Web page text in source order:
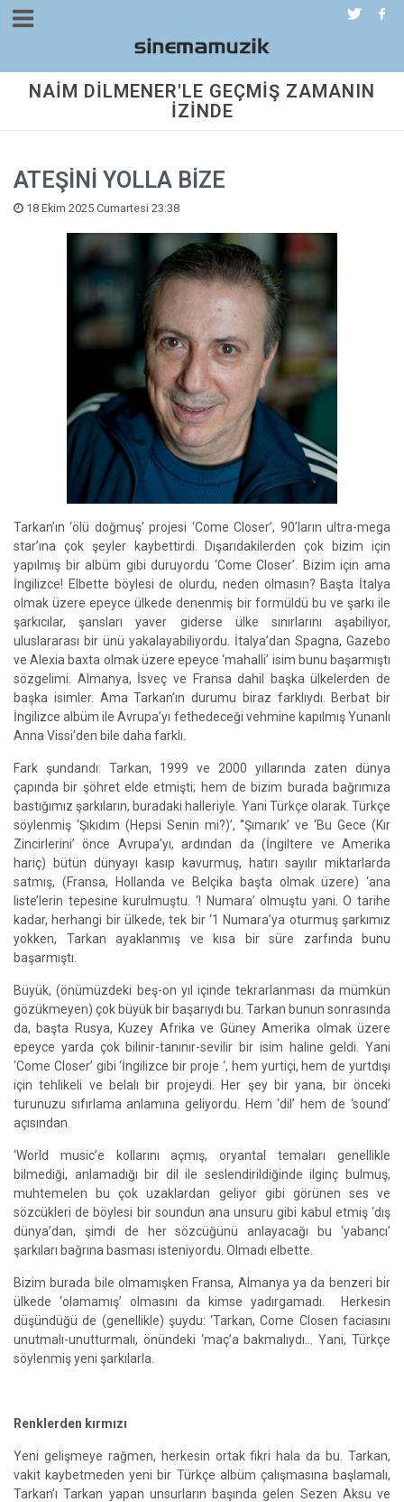
NAİM DİLMENER'LE GEÇMİŞ ZAMANIN
İZİNDE
ATEŞİNİ YOLLA BİZE
18 Ekim 2025 Cumartesi 23:38
Tarkan’ın ‘ölü doğmuş’ projesi ‘Come Closer’, 90’ların ultra-mega
star’ına çok şeyler kaybettirdi. Dışarıdakilerden çok bizim için
yapılmış bir albüm gibi duruyordu ‘Come Closer’. Bizim için ama
İngilizce! Elbette böylesi de olurdu, neden olmasın? Başta İtalya
olmak üzere epeyce ülkede denenmiş bir formüldü bu ve şarkı ile
şarkıcılar, şansları yaver giderse ülke sınırlarını aşabiliyor,
uluslararası bir ünü yakalayabiliyordu. İtalya’dan Spagna, Gazebo
ve Alexia baxta olmak üzere epeyce ‘mahalli’ isim bunu başarmıştı
sözgelimi. Almanya, İsveç ve Fransa dahil başka ülkelerden de
başka isimler. Ama Tarkan’ın durumu biraz farklıydı. Berbat bir
İngilizce albüm ile Avrupa’yı fethedeceği vehmine kapılmış Yunanlı
Anna Vissi’den bile daha farklı.
Fark şundandı: Tarkan, 1999 ve 2000 yıllarında zaten dünya
çapında bir şöhret elde etmişti; hem de bizim burada bağrımıza
bastığımız şarkıların, buradaki halleriyle. Yani Türkçe olarak. Türkçe
söylenmiş ‘Şıkıdım (Hepsi Senin mi?)’, ‘’Şımarık’ ve ‘Bu Gece (Kır
Zincirlerini’ önce Avrupa’yı, ardından da (İngiltere ve Amerika
hariç) bütün dünyayı kasıp kavurmuş, hatırı sayılır miktarlarda
satmış, (Fransa, Hollanda ve Belçika başta olmak üzere) ‘ana
liste’lerin tepesine kurulmuştu. ‘! Numara’ olmuştu yani. O tarihe
kadar, herhangi bir ülkede, tek bir ‘1 Numara’ya oturmuş şarkımız
yokken, Tarkan ayaklanmış ve kısa bir süre zarfında bunu
başarmıştı.
Büyük, (önümüzdeki beş-on yıl içinde tekrarlanması da mümkün
gözükmeyen) çok büyük bir başarıydı bu. Tarkan bunun sonrasında
da, başta Rusya, Kuzey Afrika ve Güney Amerika olmak üzere
epeyce yarda çok bilinir-tanınır-sevilir bir isim haline geldi. Yani
‘Come Closer’ gibi ‘İngilizce bir proje ‘, hem yurtiçi, hem de yurtdışı
için tehlikeli ve belalı bir projeydi. Her şey bir yana, bir önceki
turunuzu sıfırlama anlamına geliyordu. Hem ‘dil’ hem de ‘sound’
açısından.
‘World music’e kollarını açmış, oryantal temaları genellikle
bilmediği, anlamadığı bir dil ile seslendirildiğinde ilginç bulmuş,
muhtemelen bu çok uzaklardan geliyor gibi görünen ses ve
sözcükleri de böylesi bir soundun ana unsuru gibi kabul etmiş ‘dış
dünya’dan, şimdi de her sözcüğünü anlayacağı bu ‘yabancı’
şarkıları bağrına basması isteniyordu. Olmadı elbette.
Bizim burada bile olmamışken Fransa, Almanya ya da benzeri bir
ülkede ‘olamamış’ olmasını da kimse yadırgamadı. Herkesin
düşündüğü de (genellikle) şuydu: ‘Tarkan, Come Closen faciasını
unutmalı-unutturmalı, önündeki ‘maç’a bakmalıydı… Yani, Türkçe
söylenmiş yeni şarkılarla.
Renklerden kırmızı
Yeni gelişmeye rağmen, herkesin ortak fikri hala da bu. Tarkan,
vakit kaybetmeden yeni bir Türkçe albüm çalışmasına başlamalı,
Tarkan’ı Tarkan yapan unsurların başında gelen Sezen Aksu ve